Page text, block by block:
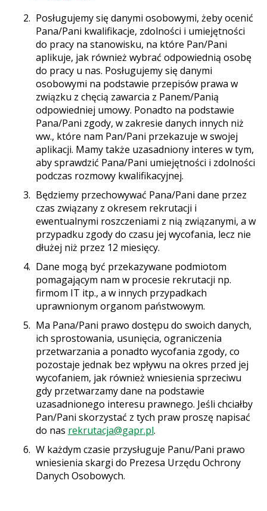
Posługujemy się danymi osobowymi, żeby ocenić
Pana/Pani kwalifikacje, zdolności i umiejętności
do pracy na stanowisku, na które Pan/Pani
aplikuje, jak również wybrać odpowiednią osobę
do pracy u nas. Posługujemy się danymi
osobowymi na podstawie przepisów prawa w
związku z chęcią zawarcia z Panem/Panią
odpowiedniej umowy. Ponadto na podstawie
Pana/Pani zgody, w zakresie danych innych niż
ww., które nam Pan/Pani przekazuje w swojej
aplikacji. Mamy także uzasadniony interes w tym,
aby sprawdzić Pana/Pani umiejętności i zdolności
podczas rozmowy kwalifikacyjnej.
Będziemy przechowywać Pana/Pani dane przez
czas związany z okresem rekrutacji i
ewentualnymi roszczeniami z nią związanymi, a w
przypadku zgody do czasu jej wycofania, lecz nie
dłużej niż przez 12 miesięcy.
Dane mogą być przekazywane podmiotom
pomagającym nam w procesie rekrutacji np.
firmom IT itp., a w innych przypadkach
uprawnionym organom państwowym.
Ma Pana/Pani prawo dostępu do swoich danych,
ich sprostowania, usunięcia, ograniczenia
przetwarzania a ponadto wycofania zgody, co
pozostaje jednak bez wpływu na okres przed jej
wycofaniem, jak również wniesienia sprzeciwu
gdy przetwarzamy dane na podstawie
uzasadnionego interesu prawnego. Jeśli chciałby
Pan/Pani skorzystać z tych praw proszę napisać
do nas rekrutacja@gapr.pl.
W każdym czasie przysługuje Panu/Pani prawo
wniesienia skargi do Prezesa Urzędu Ochrony
Danych Osobowych.